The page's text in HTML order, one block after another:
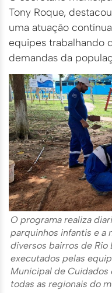
Tony Roque,
uma atuação
equipes trabalhando
demandas da
O programa realiza
parquinhos infantis e a
diversos bairros de Rio
executados pelas
Municipal de Cuidados
todas as regionais do